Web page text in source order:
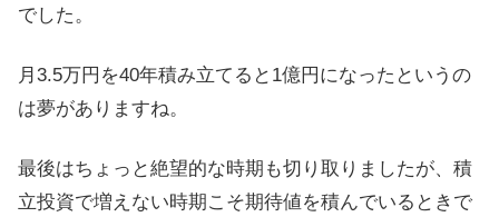
でした。
月3.5万円を40年積み立てると1億円になったというの
は夢がありますね。
最後はちょっと絶望的な時期も切り取りましたが、積
立投資で増えない時期こそ期待値を積んでいるときで